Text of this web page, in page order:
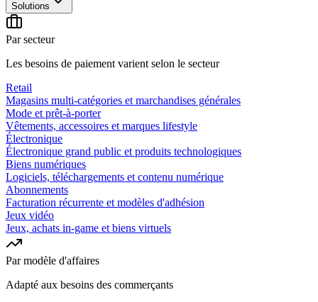
Solutions
Par secteur
Les besoins de paiement varient selon le secteur
Retail
Magasins multi-catégories et marchandises générales
Mode et prêt-à-porter
Vêtements, accessoires et marques lifestyle
Électronique
Électronique grand public et produits technologiques
Biens numériques
Logiciels, téléchargements et contenu numérique
Abonnements
Facturation récurrente et modèles d'adhésion
Jeux vidéo
Jeux, achats in-game et biens virtuels
Par modèle d'affaires
Adapté aux besoins des commerçants